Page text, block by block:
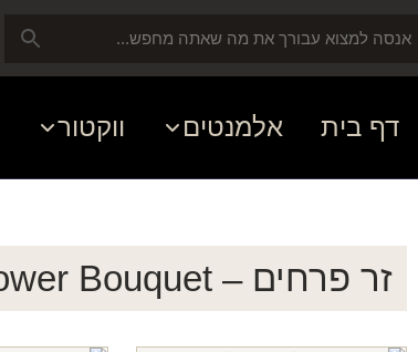
דף בית אלמנטים ווקטור
זר פרחים – Flower Bouquet